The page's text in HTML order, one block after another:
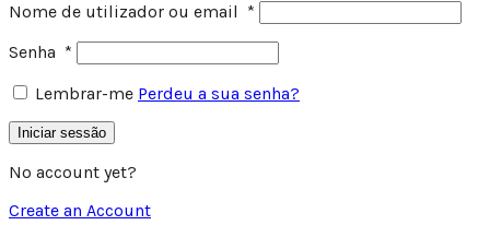
Nome de utilizador ou email *
Senha *
Lembrar-me Perdeu a sua senha?
Iniciar sessão
No account yet?
Create an Account